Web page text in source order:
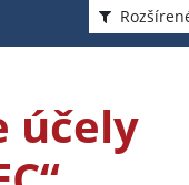
účely